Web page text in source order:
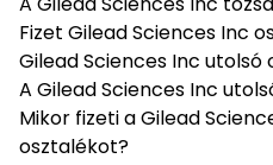
Fizet Gilead Sciences Inc
Gilead Sciences Inc utolsó
A Gilead Sciences Inc
Mikor fizeti a Gilead
osztalékot?